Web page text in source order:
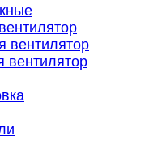
вентилятор
вентилятор